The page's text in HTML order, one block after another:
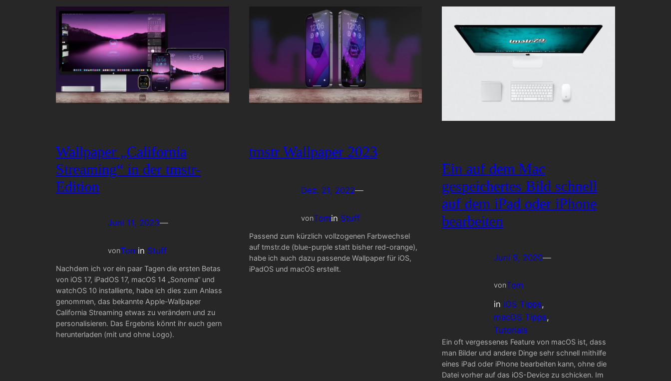
Wallpaper „California
Streaming“ in der tmstr-
Edition
Juni 11, 2023—
vonTomin Stuff
Nachdem ich vor ein paar Tagen die ersten Betas
von iOS 17, iPadOS 17, macOS 14 „Sonoma“ und
watchOS 10 installierte, habe ich dies zum Anlass
genommen, das bekannte Apple-Wallpaper
California Streaming etwas zu verändern und zu
personalisieren. Das Ergebnis könnt ihr euch gern
herunterladen (mit und ohne Logo).
tmstr Wallpaper 2023
Dez. 21, 2022—
vonTomin Stuff
Passend zum kürzlich vollzogenen Farbwechsel
auf tmstr.de (blue-purple statt bisher red-orange),
habe ich auch dazu passende Wallpaper für iOS,
iPadOS und macOS erstellt.
Ein auf dem Mac
gespeichertes Bild schnell
auf dem iPad oder iPhone
bearbeiten
Juni 9, 2020—
vonTom
in iOS Tipps
macOS Tipps
Tutorials
Ein oft vergessenes Feature von macOS ist, dass
man Bilder und andere Dinge sehr schnell mithilfe
eines iPad oder iPhone bearbeiten kann, ohne die
Datei vorher auf das iOS-Device zu schicken. Im